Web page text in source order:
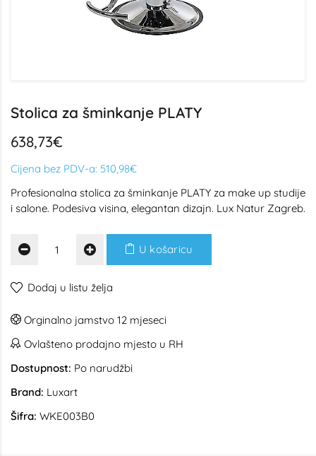
Stolica za šminkanje PLATY
638,73€
Cijena bez PDV-a: 510,98€
Profesionalna stolica za šminkanje PLATY za make up studije
i salone. Podesiva visina, elegantan dizajn. Lux Natur Zagreb.
U košaricu
Dodaj u listu želja
Orginalno jamstvo 12 mjeseci
Ovlašteno prodajno mjesto u RH
Dostupnost: Po narudžbi
Brand: Luxart
Šifra: WKE003B0